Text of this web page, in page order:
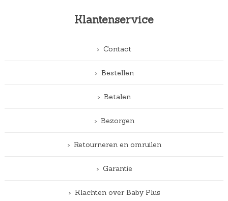
Klantenservice
Contact
Bestellen
Betalen
Bezorgen
Retourneren en omruilen
Garantie
Klachten over Baby Plus